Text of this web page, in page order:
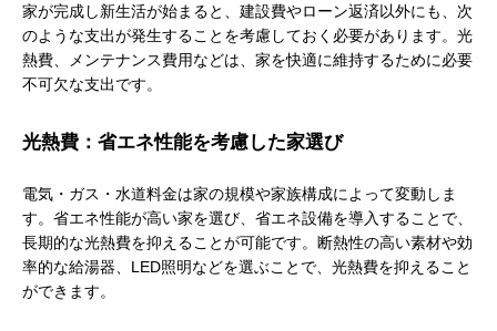
家が完成し新生活が始まると、建設費やローン返済以外にも、次
のような支出が発生することを考慮しておく必要があります。光
熱費、メンテナンス費用などは、家を快適に維持するために必要
不可欠な支出です。
光熱費：省エネ性能を考慮した家選び
電気・ガス・水道料金は家の規模や家族構成によって変動しま
す。省エネ性能が高い家を選び、省エネ設備を導入することで、
長期的な光熱費を抑えることが可能です。断熱性の高い素材や効
率的な給湯器、LED照明などを選ぶことで、光熱費を抑えること
ができます。